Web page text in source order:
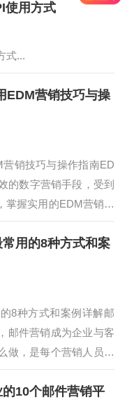
使用方式
式...
EDM营销技巧与操
销技巧与操作指南ED
的数字营销手段，受到
掌握实用的EDM营销技
营销系统，例如Mail
高营销转化率。技巧
用的8种方式和案
8种方式和案例详解邮
邮件营销成为企业与客
做，是每个营销人员必
台如MailBing，可以高
监测。方式一：定期通
10个邮件营销平